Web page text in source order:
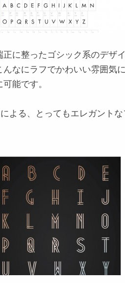
に整ったゴシック系のデザ
なにラフでかわいい雰囲気
能です。
による、とってもエレガントな